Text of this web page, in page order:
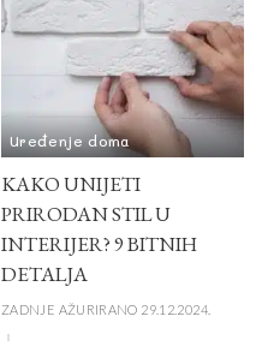
Uređenje doma
KAKO UNIJETI
PRIRODAN STIL U
INTERIJER? 9 BITNIH
DETALJA
ZADNJE AŽURIRANO 29.12.2024.